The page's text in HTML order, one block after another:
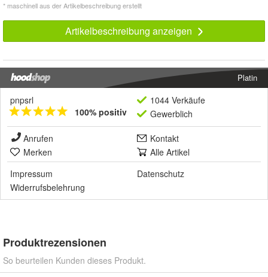
* maschinell aus der Artikelbeschreibung erstellt
Artikelbeschreibung anzeigen
Platin
pnpsrl
100% positiv
1044 Verkäufe
Gewerblich
Anrufen
Kontakt
Merken
Alle Artikel
Impressum
Datenschutz
Widerrufsbelehrung
Produktrezensionen
So beurteilen Kunden dieses Produkt.